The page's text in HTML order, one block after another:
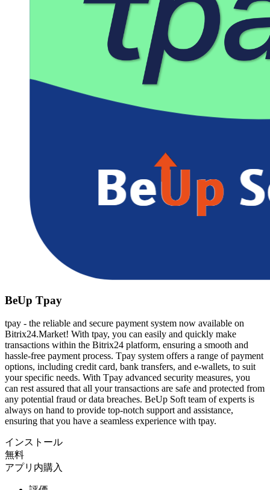
BeUp Tpay
tpay - the reliable and secure payment system now available on
Bitrix24.Market! With tpay, you can easily and quickly make
transactions within the Bitrix24 platform, ensuring a smooth and
hassle-free payment process. Tpay system offers a range of payment
options, including credit card, bank transfers, and e-wallets, to suit
your specific needs. With Tpay advanced security measures, you
can rest assured that all your transactions are safe and protected from
any potential fraud or data breaches. BeUp Soft team of experts is
always on hand to provide top-notch support and assistance,
ensuring that you have a seamless experience with tpay.
インストール
無料
アプリ内購入